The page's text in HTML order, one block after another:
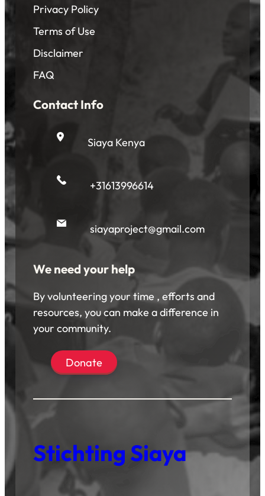
Privacy Policy
Terms of Use
Disclaimer
FAQ
Contact Info
Siaya Kenya
+31613996614
siayaproject@gmail.com
We need your help
By volunteering your time , efforts and
resources, you can make a difference in
your community.
Donate
Stichting Siaya